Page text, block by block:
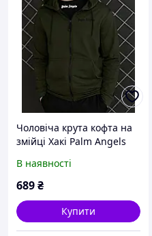
Чоловіча крута кофта на
змійці Хакі Palm Angels
кофти светри Палм
Енджелс
В наявності
689₴
Купити